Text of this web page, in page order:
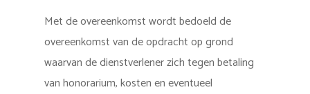
Met de overeenkomst wordt bedoeld de
overeenkomst van de opdracht op grond
waarvan de dienstverlener zich tegen betaling
van honorarium, kosten en eventueel